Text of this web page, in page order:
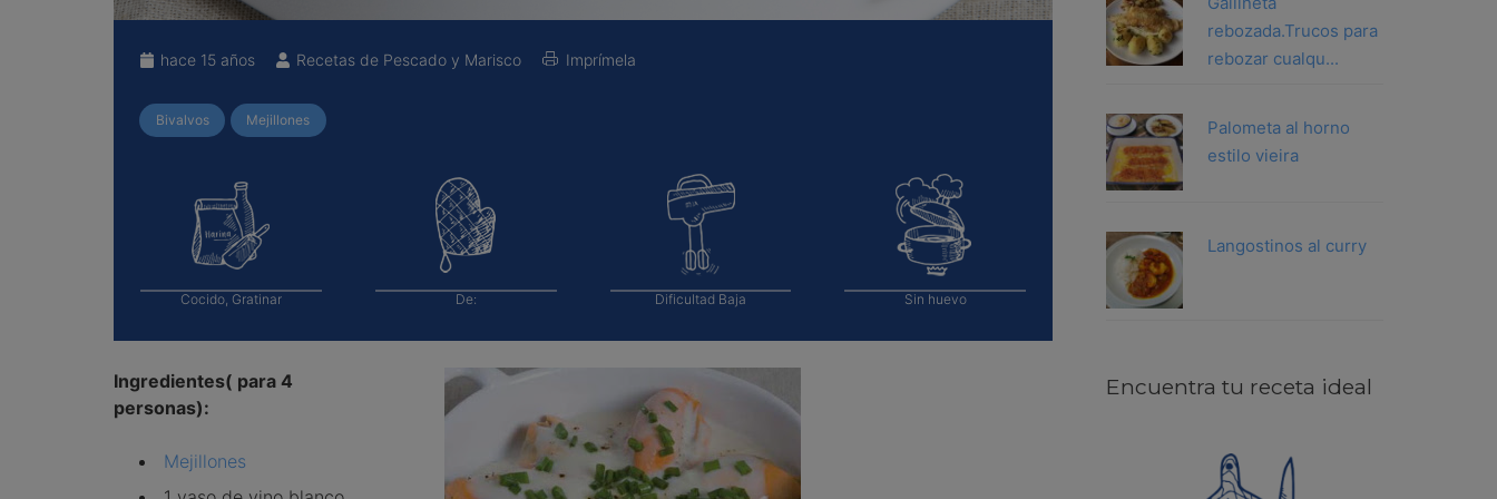
hace 15 años Recetas de Pescado y Marisco Imprímela
Bivalvos Mejillones
Cocido, Gratinar De: Dificultad Baja Sin huevo
Ingredientes( para 4
personas):
Mejillones
rebozada.Trucos para
rebozar cualqu...
Palometa al horno
estilo vieira
Langostinos al curry
Encuentra tu receta ideal